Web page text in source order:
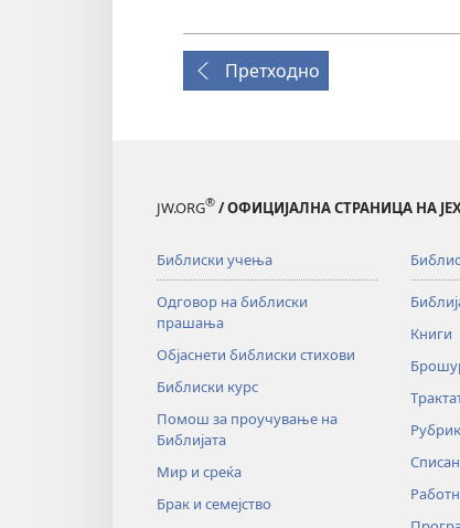
Претходно
JW.ORG® / ОФИЦИЈАЛНА СТРАНИЦА НА
Библиски учења
Одговор на библиски
прашања
Објаснети библиски стихови
Библиски курс
Помош за проучување на
Библијата
Мир и среќа
Брак и семејство
Книги